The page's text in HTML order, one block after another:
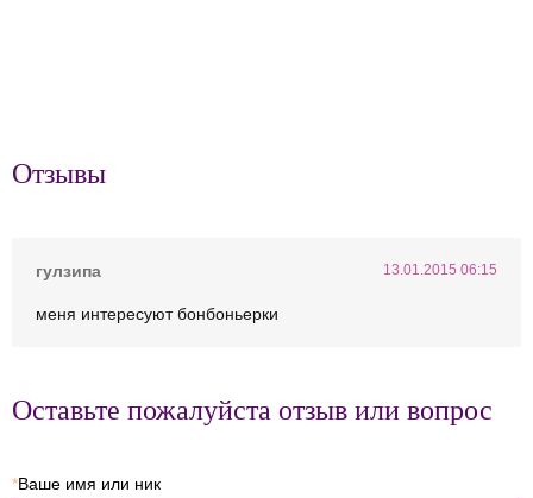
Отзывы
гулзипа 13.01.2015 06:15
меня интересуют бонбоньерки
Оставьте пожалуйста отзыв или вопрос
*Ваше имя или ник